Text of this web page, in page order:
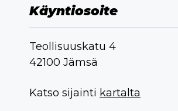
Käyntiosoite
Teollisuuskatu 4
42100 Jämsä
Katso sijainti kartalta